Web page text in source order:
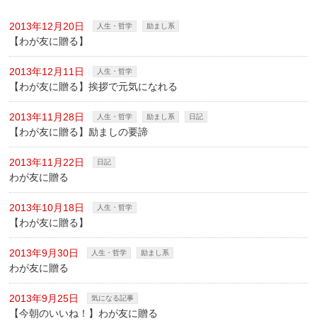
2013年12月20日 人生・哲学 励まし系
【わが友に贈る】
2013年12月11日 人生・哲学
【わが友に贈る】挨拶で元気になれる
2013年11月28日 人生・哲学 励まし系 日記
【わが友に贈る】励ましの要諦
2013年11月22日 日記
わが友に贈る
2013年10月18日 人生・哲学
【わが友に贈る】
2013年9月30日 人生・哲学 励まし系
わが友に贈る
2013年9月25日 気になる記事
【今朝のいいね！】わが友に贈る